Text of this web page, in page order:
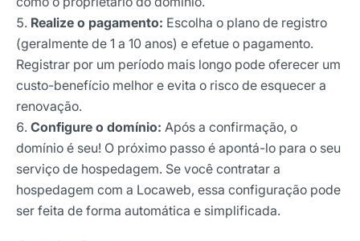
Realize o pagamento: Escolha o plano de registro
(geralmente de 1 a 10 anos) e efetue o pagamento.
Registrar por um período mais longo pode oferecer um
custo-benefício melhor e evita o risco de esquecer a
renovação.
Configure o domínio: Após a confirmação, o
domínio é seu! O próximo passo é apontá-lo para o seu
serviço de hospedagem. Se você contratar a
hospedagem com a Locaweb, essa configuração pode
ser feita de forma automática e simplificada.
*Ao assinar nossa newsletter, você concorda em receber
nossas comunicações e está de acordo com as nossas
Políticas de Privacidade
Assinar newsletter